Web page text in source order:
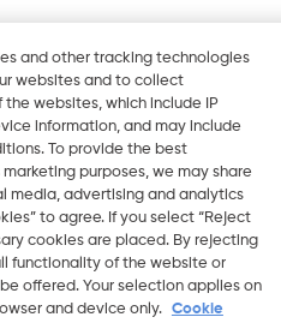
and other tracking technologies
websites and to collect
websites, which include IP
information, and may include
To provide the best
purposes, we may share
media, advertising and analytics
to agree. If you select “Reject
cookies are placed. By rejecting
functionality of the website or
offered. Your selection applies on
and device only.
Cookie